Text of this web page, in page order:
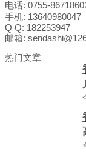
电话: 0755-
手机: 13640980047
Q Q: 182253947
邮箱:
热门文章